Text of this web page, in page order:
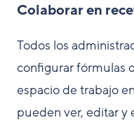
Colaborar en
Todos los
configurar fórmulas
espacio de trabajo
pueden ver, editar y